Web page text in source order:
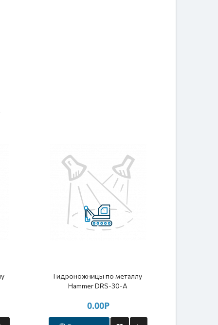
Гидроножницы по металлу
Hammer DRS-30-A
0.00Р